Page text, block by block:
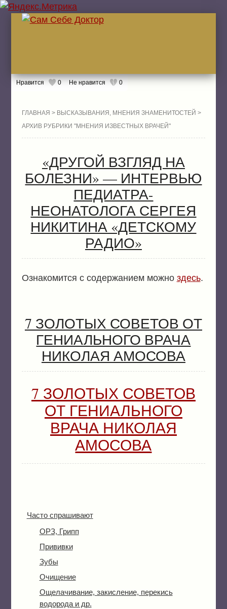
Нравится 0 Не нравится 0
ГЛАВНАЯ > ВЫСКАЗЫВАНИЯ, МНЕНИЯ ЗНАМЕНИТОСТЕЙ >
АРХИВ РУБРИКИ "МНЕНИЯ ИЗВЕСТНЫХ ВРАЧЕЙ"
«ДРУГОЙ ВЗГЛЯД НА
БОЛЕЗНИ» — ИНТЕРВЬЮ
ПЕДИАТРА-
НЕОНАТОЛОГА СЕРГЕЯ
НИКИТИНА «ДЕТСКОМУ
РАДИО»
Ознакомится с содержанием можно здесь.
7 ЗОЛОТЫХ СОВЕТОВ ОТ
ГЕНИАЛЬНОГО ВРАЧА
НИКОЛАЯ АМОСОВА
7 ЗОЛОТЫХ СОВЕТОВ
ОТ ГЕНИАЛЬНОГО
ВРАЧА НИКОЛАЯ
АМОСОВА
Часто спрашивают
ОРЗ, Грипп
Прививки
Зубы
Очищение
Ощелачивание, закисление, перекись
водорода и др.